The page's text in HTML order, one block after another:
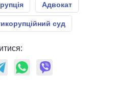
Адвокат
суд